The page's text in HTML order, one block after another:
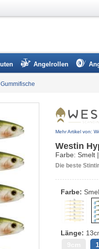
Angelrollen
Gummifische
Mehr Artikel von:
Westin
Farbe: Smelt
Die beste
Farbe:
Länge:
9cm